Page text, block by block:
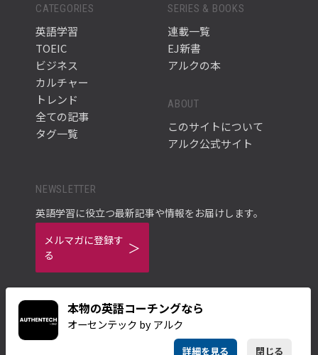
本物の英語コーチングなら
オーセンテック by アルク
詳細を見る 閉じる
CATEGORIES
英語学習
TOEIC
ビジネス
カルチャー
トレンド
全ての記事
タグ一覧
SERIES & BOOKS
連載一覧
EJ新書
アルクの本
ABOUT
このサイトについて
アルク公式サイト
NEWSLETTER
英語学習に役立つ最新記事や情報をお届けします。
メルマガに登録す
る
ご利用規約
プライバシーポリシー